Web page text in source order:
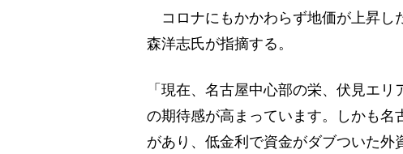
コロナにもかかわらず地価が上昇し
森洋志氏が指摘する。
「現在、名古屋中心部の栄、伏見エ
の期待感が高まっています。しかも
があり、低金利で資金がダブついた